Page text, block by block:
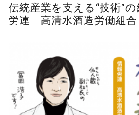
伝統産業を支える“技術”
労連 高清水酒造労働組合